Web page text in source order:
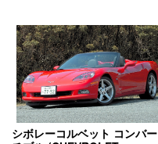
シボレーコルベット コンバー